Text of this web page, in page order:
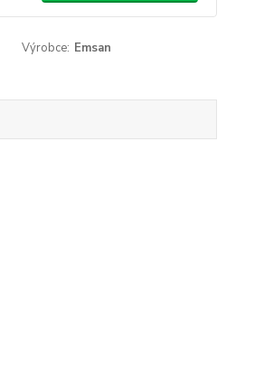
Výrobce: Emsan